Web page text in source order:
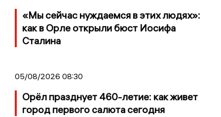
«Мы сейчас нуждаемся в этих людях»:
как в Орле открыли бюст Иосифа
Сталина
05/08/2026 08:30
Орёл празднует 460-летие: как живет
город первого салюта сегодня